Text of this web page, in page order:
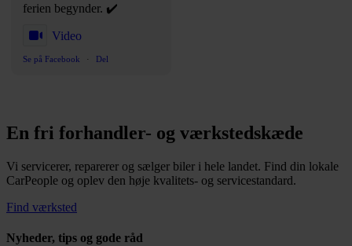
ferien begynder. ✔️
Video
Se på Facebook · Del
En fri forhandler- og værkstedskæde
Vi servicerer, reparerer og sælger biler i hele landet. Find din lokale
CarPeople og oplev den høje kvalitets- og servicestandard.
Find værksted
Nyheder, tips og gode råd